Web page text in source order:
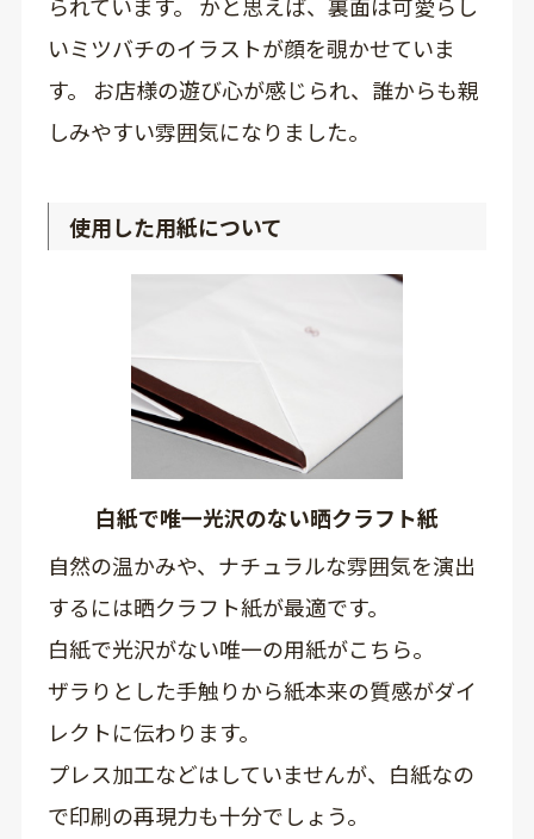
いミツバチのイラストが顔を覗かせていま
す。 お店様の遊び心が感じられ、誰からも親
しみやすい雰囲気になりました。
使用した用紙について
白紙で唯一光沢のない晒クラフト紙
自然の温かみや、ナチュラルな雰囲気を演出
するには晒クラフト紙が最適です。
白紙で光沢がない唯一の用紙がこちら。
ザラりとした手触りから紙本来の質感がダイ
レクトに伝わります。
プレス加工などはしていませんが、白紙なの
で印刷の再現力も十分でしょう。